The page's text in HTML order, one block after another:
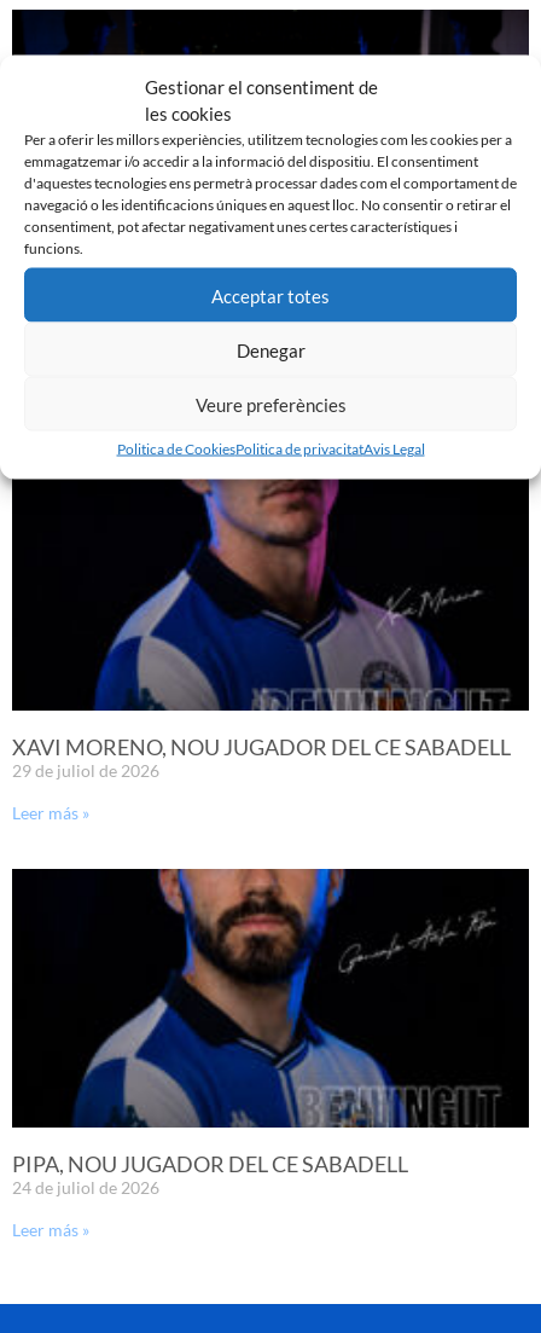
Gestionar el consentiment de
les cookies
Per a oferir les millors experiències, utilitzem tecnologies com les cookies per a
emmagatzemar i/o accedir a la informació del dispositiu. El consentiment
d'aquestes tecnologies ens permetrà processar dades com el comportament de
navegació o les identificacions úniques en aquest lloc. No consentir o retirar el
consentiment, pot afectar negativament unes certes característiques i
funcions.
Acceptar totes
Denegar
Veure preferències
Politica de CookiesPolitica de privacitatAvis Legal
JA DISPONIBLE LA PRIMERA EQUIPACIÓ DE LA
TEMPORADA 26/27
XAVI MORENO, NOU JUGADOR DEL CE SABADELL
29 de juliol de 2026
Leer más »
PIPA, NOU JUGADOR DEL CE SABADELL
24 de juliol de 2026
Leer más »